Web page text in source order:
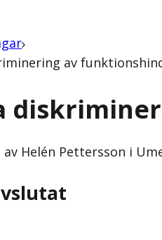
av
av Helén Pettersson i